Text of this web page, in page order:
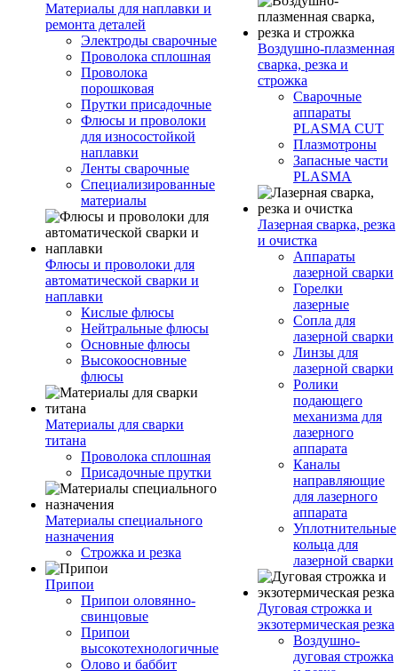
Материалы для наплавки и
ремонта деталей
Электроды сварочные
Проволока сплошная
Проволока
порошковая
Прутки присадочные
Флюсы и проволоки
для износостойкой
наплавки
Ленты сварочные
Специализированные
материалы
Флюсы и проволоки для
автоматической сварки и
наплавки
Кислые флюсы
Нейтральные флюсы
Основные флюсы
Высокоосновные
флюсы
Материалы для сварки
титана
Проволока сплошная
Присадочные прутки
Материалы специального
назначения
Строжка и резка
Припои
Припои оловянно-
свинцовые
Припои
высокотехнологичные
Олово и баббит
Воздушно-плазменная
сварка, резка и
строжка
Сварочные
аппараты
PLASMA CUT
Плазмотроны
Запасные части
PLASMA
Лазерная сварка, резка
и очистка
Аппараты
лазерной сварки
Горелки
лазерные
Сопла для
лазерной сварки
Линзы для
лазерной сварки
Ролики
подающего
механизма для
лазерного
аппарата
Каналы
направляющие
для лазерного
аппарата
Уплотнительные
кольца для
лазерной сварки
Дуговая строжка и
экзотермическая резка
Воздушно-
дуговая строжка